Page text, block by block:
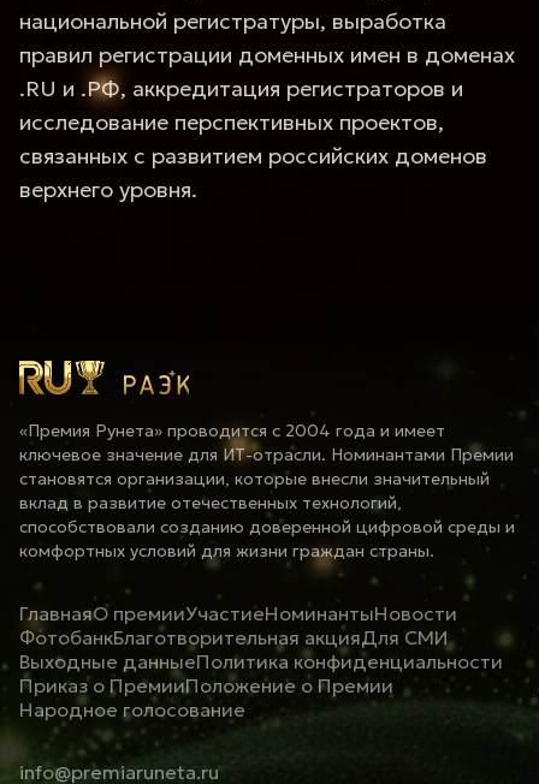
национальной регистратуры, выработка
правил регистрации доменных имен в доменах
.RU и .РФ, аккредитация регистраторов и
исследование перспективных проектов,
связанных с развитием российских доменов
верхнего уровня.
«Премия Рунета» проводится с 2004 года и имеет
ключевое значение для ИТ-отрасли. Номинантами Премии
становятся организации, которые внесли значительный
вклад в развитие отечественных технологий,
способствовали созданию доверенной цифровой среды и
комфортных условий для жизни граждан страны.
ГлавнаяО премииУчастиеНоминантыНовости
ФотобанкБлаготворительная акцияДля СМИ
Выходные данныеПолитика конфиденциальности
Приказ о ПремииПоложение о Премии
Народное голосование
info@premiaruneta.ru